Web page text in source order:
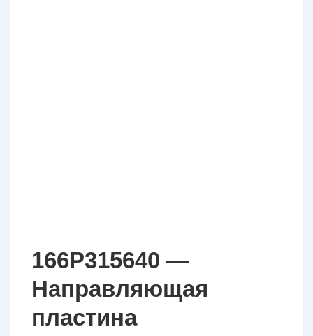
166P315640 —
Направляющая
пластина